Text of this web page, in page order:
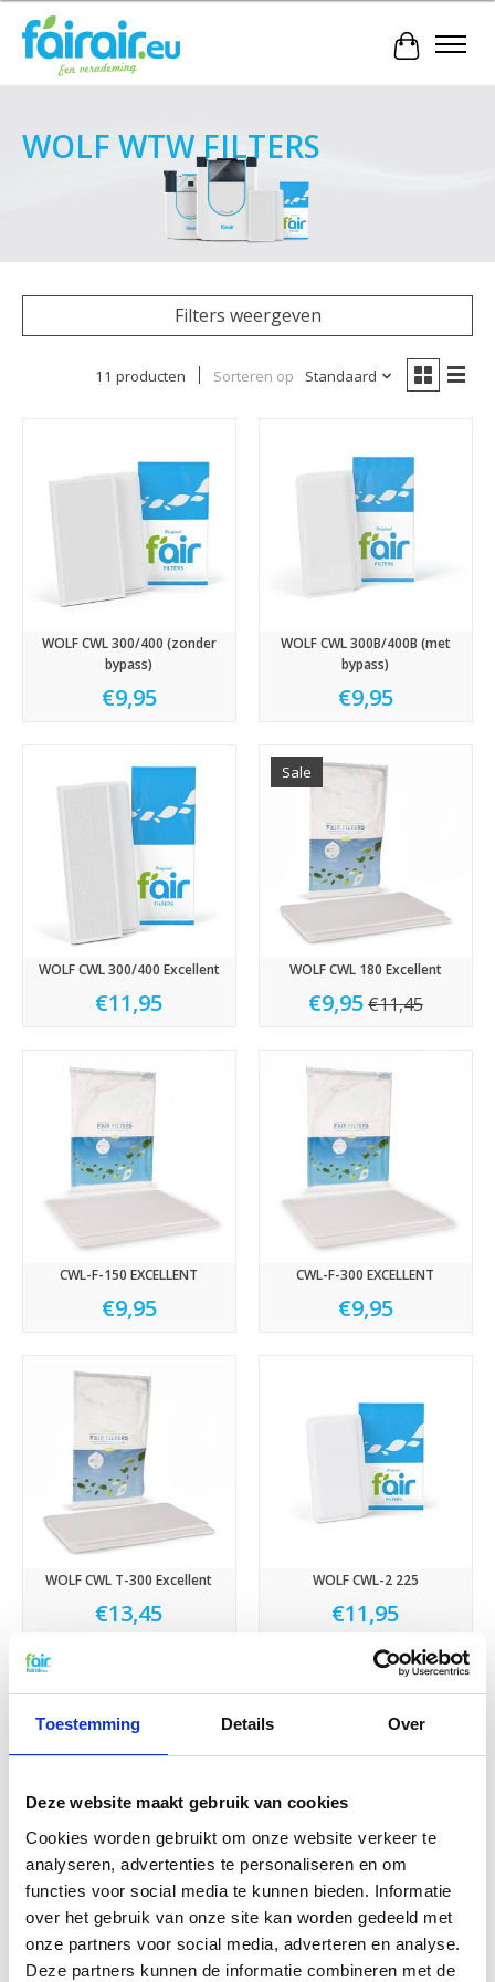
Toestemming Details Over
Deze website maakt gebruik van cookies
Cookies worden gebruikt om onze website verkeer te
analyseren, advertenties te personaliseren en om
functies voor social media te kunnen bieden. Informatie
over het gebruik van onze site kan worden gedeeld met
onze partners voor social media, adverteren en analyse.
Deze partners kunnen de informatie combineren met de
WOLF WTW FILTERS
Filters weergeven
11 producten Sorteren op Standaard
WOLF CWL 300/400 (zonder
bypass)
€9,95
WOLF CWL 300B/400B (met
bypass)
€9,95
WOLF CWL 300/400 Excellent
€11,95
Sale
WOLF CWL 180 Excellent
€9,95€11,45
CWL-F-150 EXCELLENT
€9,95
CWL-F-300 EXCELLENT
€9,95
WOLF CWL T-300 Excellent
€13,45
WOLF CWL-2 225
€11,95
WOLF CWL-2 325/400
€11,95
WOLF CWL-2-450/600
€14,95€18,45